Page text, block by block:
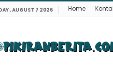
, AUGUST 7 2026 Home